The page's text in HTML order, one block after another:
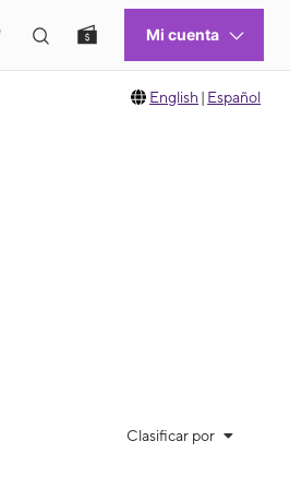
English | Español
Clasificar por